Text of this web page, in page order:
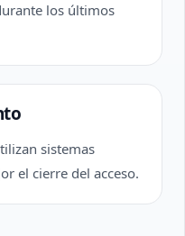
los últimos
sistemas
el cierre del acceso.